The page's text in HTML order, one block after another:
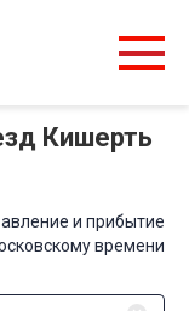
Кишерть
и прибытие
времени